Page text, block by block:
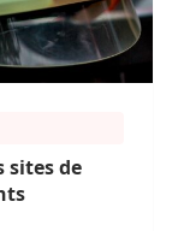
sites de